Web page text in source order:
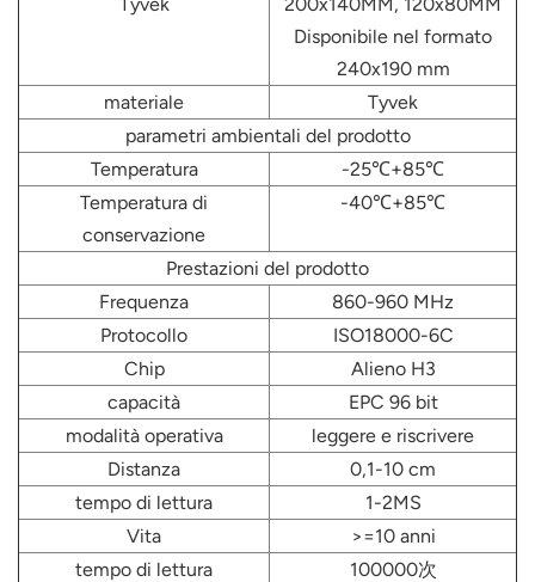
Disponibile nel formato
240x190 mm
materiale
Tyvek
parametri ambientali del prodotto
Temperatura
-25℃+85℃
Temperatura di
conservazione
-40℃+85℃
Prestazioni del prodotto
Frequenza
860-960 MHz
Protocollo
ISO18000-6C
Chip
Alieno H3
capacità
EPC 96 bit
modalità operativa
leggere e riscrivere
Distanza
0,1-10 cm
tempo di lettura
1-2MS
Vita
>=10 anni
tempo di lettura
100000次